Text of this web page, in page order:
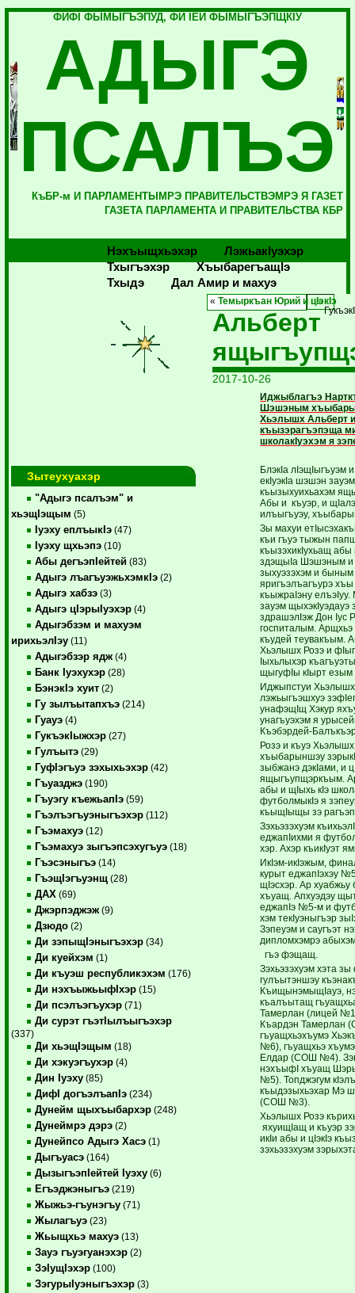
ФИФI ФЫМЫГЪЭПУД, ФИ IЕЙ ФЫМЫГЪЭПЩКIУ
АДЫГЭ
ПСАЛЪЭ
КъБР-м И ПАРЛАМЕНТЫМРЭ ПРАВИТЕЛЬСТВЭМРЭ Я ГАЗЕТ
ГАЗЕТА ПАРЛАМЕНТА И ПРАВИТЕЛЬСТВА КБР
Нэхъыщхьэхэр
Лэжьакlуэхэр
Тхыгъэхэр
Хъыбарегъащlэ
Тхыдэ
Дал Амир и махуэ
Зытеухуахэр
"Адыгэ псалъэм" и
хьэщIэщым (5)
Iуэху еплъыкIэ (47)
Iуэху щхьэпэ (10)
Абы дегъэпIейтей (83)
Адыгэ лъагъуэжьхэмкIэ (2)
Адыгэ хабзэ (3)
Адыгэ цIэрыIуэхэр (4)
Адыгэбзэм и махуэм
ирихьэлIэу (11)
Адыгэбзэр ядж (4)
Банк Iуэхухэр (28)
БэнэкIэ хуит (2)
Гу зылъытапхъэ (214)
Гуауэ (4)
ГукъэкIыжхэр (27)
Гулъытэ (29)
ГуфIэгъуэ зэхыхьэхэр (42)
Гъуазджэ (190)
Гъуэгу къежьапIэ (59)
Гъэлъэгъуэныгъэхэр (112)
Гъэмахуэ (12)
Гъэмахуэ зыгъэпсэхугъуэ (18)
Гъэсэныгъэ (14)
ГъэщIэгъуэнщ (28)
ДАХ (69)
Джэрпэджэж (9)
Дзюдо (2)
Ди зэпыщIэныгъэхэр (34)
Ди куейхэм (1)
Ди къуэш республикэхэм (176)
Ди нэхъыжьыфIхэр (15)
Ди псэлъэгъухэр (71)
Ди сурэт гъэтIылъыгъэхэр
(337)
Ди хьэщIэщым (18)
Ди хэкуэгъухэр (4)
Дин Iуэху (85)
ДифI догъэлъапIэ (234)
Дунейм щыхъыбархэр (248)
Дунеймрэ дэрэ (2)
Дунейпсо Адыгэ Хасэ (1)
Дыгъуасэ (164)
ДызыгъэпIейтей Iуэху (6)
Егъэджэныгъэ (219)
Жыжьэ-гъунэгъу (71)
Жылагъуэ (23)
Жьыщхьэ махуэ (13)
Зауэ гъуэгуанэхэр (2)
ЗэIущIэхэр (100)
ЗэгурыIуэныгъэхэр (3)
«Темыркъан Юрий и цIэкIэ
Альберт
2017-10-26
Иджыблагъэ
Шэшэным
Хьэлышх Альберт и
къызэрагъэпэща
школакIуэхэм я
БлэкIа лIэщIыгъуэм
екIуэкIа шэшэн
къызыхуихьахэм
Абы и къуэр, и
илъыгъуэу,
Зы махуи
къи гъуэ тыжын
къызэхикIухьащ абы
здэщыIа Шэшэным и
зыхуэзэхэм и быным
яригъэлъагъурэ
къыжраIэну
зауэм щыхэкIуэдауэ
здрашэлIэж Дон Iус
госпиталым. Арщхьэ
къудей теувакъым.
Хьэлышх Розэ и
Iыхьлыхэр
щыгуфIы кIырт езым
Иджыпстуи
лэжьыгъэшхуэ
унафэщIщ Хэкур
унагъуэхэм я
Къэбэрдей-
Розэ и къуэ
хъыбарыншэу
зыбжанэ дэкIами, и
ящыгъупщэркъым.
абы и щIыхь кIэ
футболмыкIэ я
къыщIыщы зэ
Зэхьэзэхуэм
еджапIихми я
хэр. Ахэр къикIуэт
ИкIэм-икIэжым,
курыт еджапIэхэу
щIэсхэр. Ар хуабжьу
хъуащ. Апхуэдэу
еджапIэ №5-м и
хэм текIуэныгъэр
Зэпеуэм и саугъэт
дипломхэмрэ
гъэ фэщащ.
Зэхьэзэхуэм хэта
гулъытэншэу
КъищынэмыщIауэ,
къалъытащ
Тамерлан (лицей
Къардэн Тамерлан
гъуащхьэхъумэ
№6), гъуащхьэ
Елдар (СОШ №4).
нэхъыфI хъуащ
№5). Топджэгум
къыдэзыхьэхар Мэ
(СОШ №3).
Хьэлышх Розэ
яхуищIащ и къуэр
икIи абы и цIэкIэ
зэхьэзэхуэм